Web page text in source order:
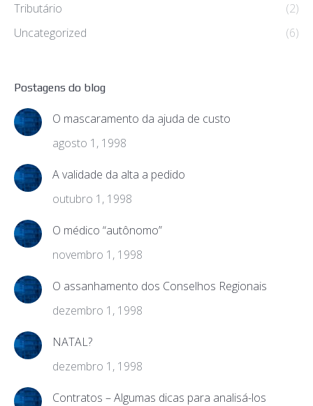
Tributário
(2)
Uncategorized
(6)
Postagens do blog
O mascaramento da ajuda de custo
agosto 1, 1998
A validade da alta a pedido
outubro 1, 1998
O médico “autônomo”
novembro 1, 1998
O assanhamento dos Conselhos Regionais
dezembro 1, 1998
NATAL?
dezembro 1, 1998
Contratos – Algumas dicas para analisá-los